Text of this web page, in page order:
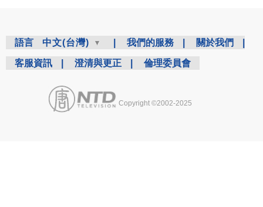
語言 中文(台灣) 我們的服務 關於我們
客服資訊 澄清與更正 倫理委員會
Copyright ©2002-2025